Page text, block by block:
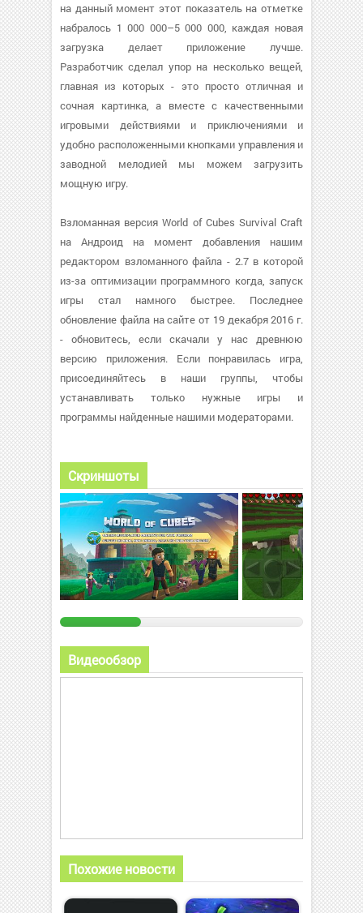
на данный момент этот показатель на отметке
набралось 1 000 000–5 000 000, каждая новая
загрузка делает приложение лучше.
Разработчик сделал упор на несколько вещей,
главная из которых - это просто отличная и
сочная картинка, а вместе с качественными
игровыми действиями и приключениями и
удобно расположенными кнопками управления и
заводной мелодией мы можем загрузить
мощную игру.
Взломанная версия World of Cubes Survival Craft
на Андроид на момент добавления нашим
редактором взломанного файла - 2.7 в которой
из-за оптимизации программного когда, запуск
игры стал намного быстрее. Последнее
обновление файла на сайте от 19 декабря 2016 г.
- обновитесь, если скачали у нас древнюю
версию приложения. Если понравилась игра,
присоединяйтесь в наши группы, чтобы
устанавливать только нужные игры и
программы найденные нашими модераторами.
Скриншоты
Видеообзор
Похожие новости